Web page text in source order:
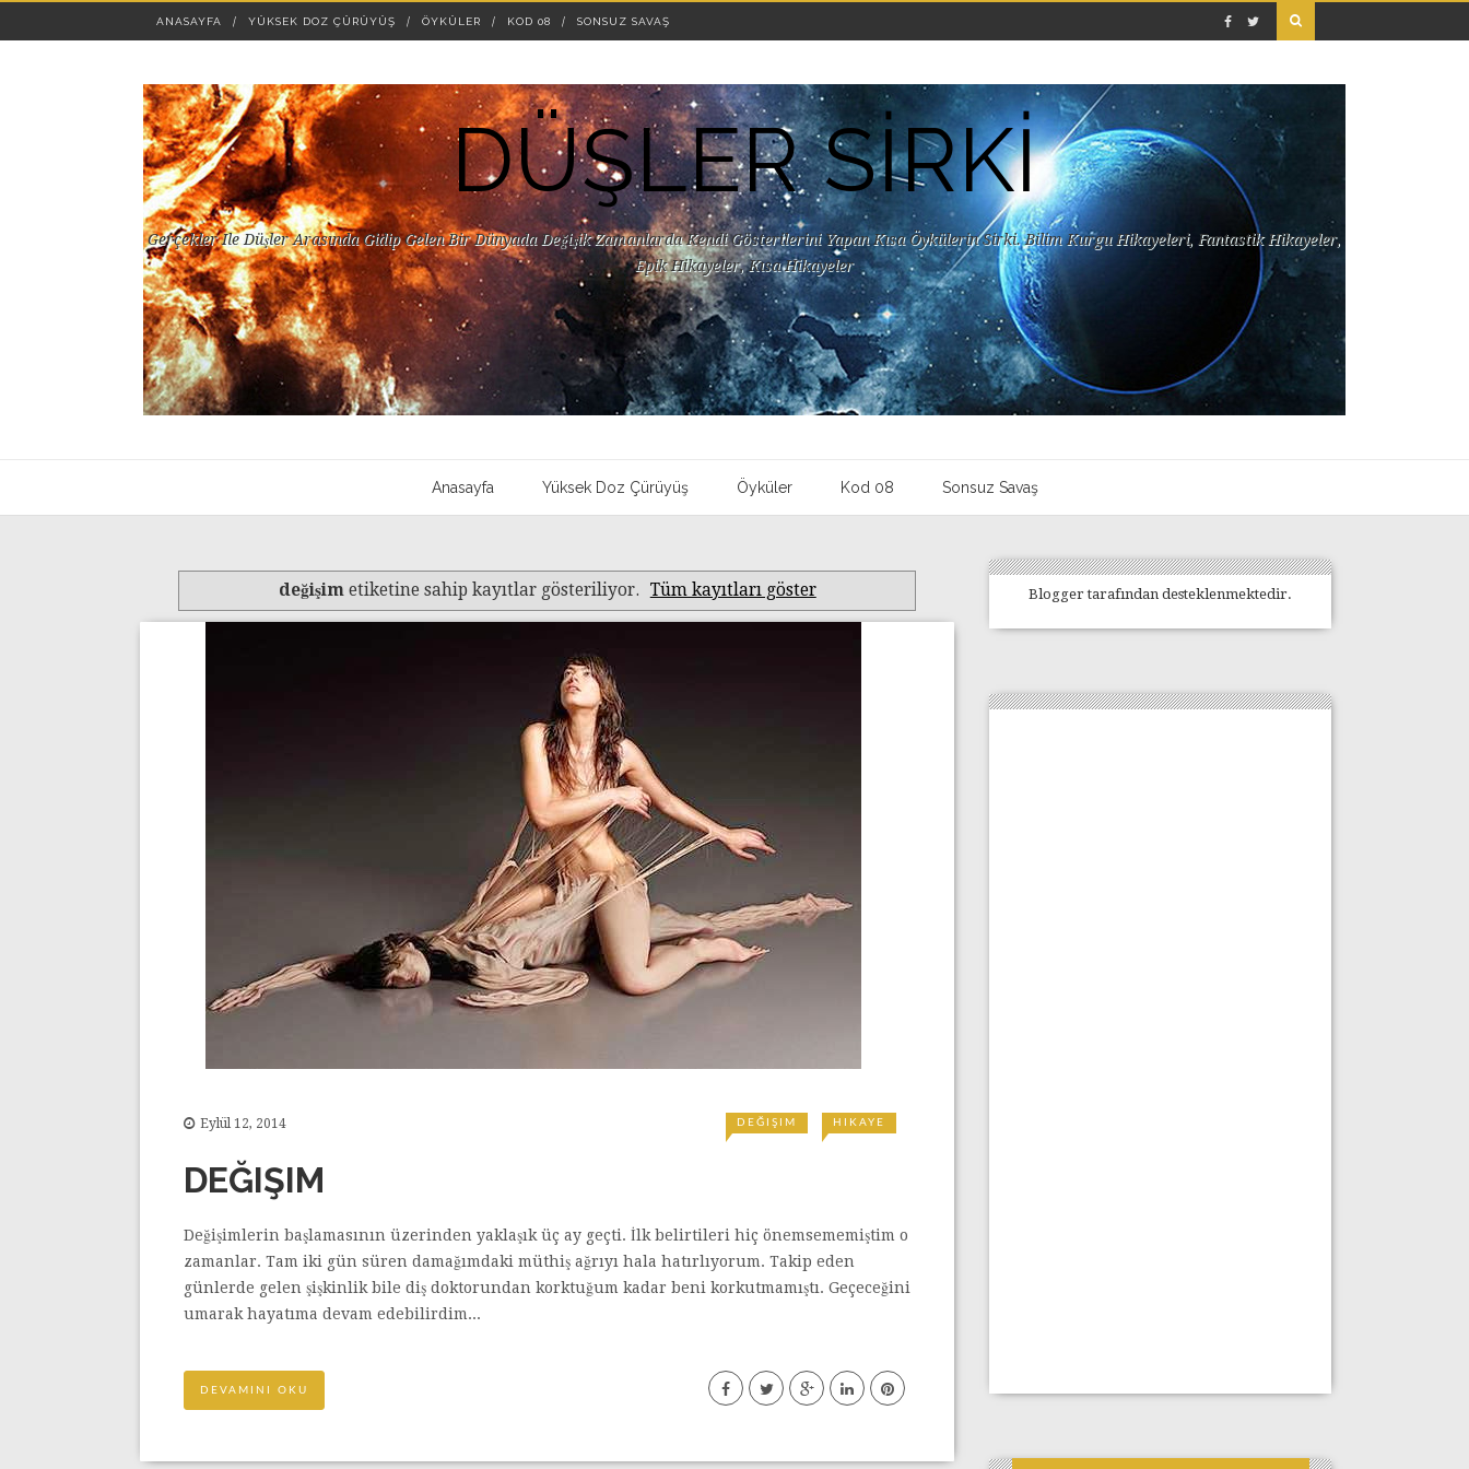
ANASAYFA YÜKSEK DOZ ÇÜRÜYÜŞ ÖYKÜLER KOD 08 SONSUZ SAVAŞ
DÜŞLER SİRKİ
Gerçekler Ile Düşler Arasında Gidip Gelen Bir Dünyada Değişik Zamanlarda Kendi Gösterilerini Yapan Kısa Öykülerin Sirki. Bilim Kurgu Hikayeleri, Fantastik Hikayeler,
Epik Hikayeler, Kısa Hikayeler
Anasayfa Yüksek Doz Çürüyüş Öyküler Kod 08 Sonsuz Savaş
değişimetiketine sahip kayıtlar gösteriliyor. Tüm kayıtları göster
Eylül 12, 2014 DEĞIŞIM HIKAYE
DEĞIŞIM
Değişimlerin başlamasının üzerinden yaklaşık üç ay geçti. İlk belirtileri hiç önemsememiştim o
zamanlar. Tam iki gün süren damağımdaki müthiş ağrıyı hala hatırlıyorum. Takip eden
günlerde gelen şişkinlik bile diş doktorundan korktuğum kadar beni korkutmamıştı. Geçeceğini
umarak hayatıma devam edebilirdim...
DEVAMINI OKU
Bloggertarafından desteklenmektedir.